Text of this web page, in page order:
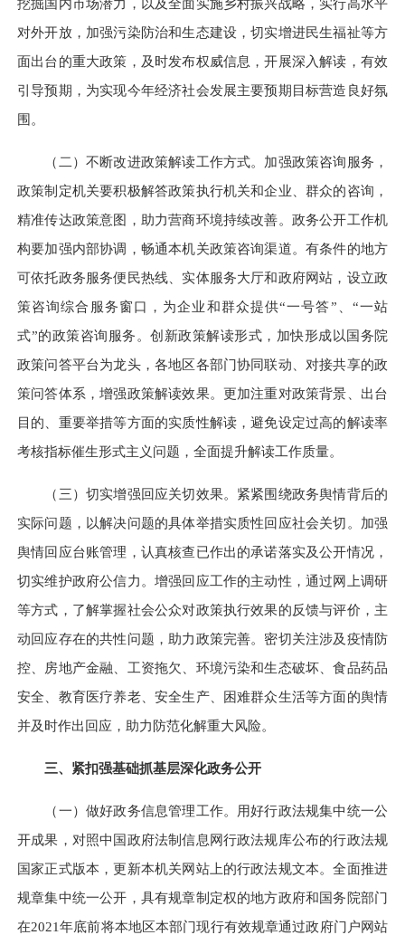
对外开放，加强污染防治和生态建设，切实增进民生福祉等方
面出台的重大政策，及时发布权威信息，开展深入解读，有效
引导预期，为实现今年经济社会发展主要预期目标营造良好氛
围。
（二）不断改进政策解读工作方式。 加强政策咨询服务，
政策制定机关要积极解答政策执行机关和企业、群众的咨询，
精准传达政策意图，助力营商环境持续改善。政务公开工作机
构要加强内部协调，畅通本机关政策咨询渠道。有条件的地方
可依托政务服务便民热线、实体服务大厅和政府网站，设立政
策咨询综合服务窗口，为企业和群众提供“一号答”、“一站
式”的政策咨询服务。创新政策解读形式，加快形成以国务院
政策问答平台为龙头，各地区各部门协同联动、对接共享的政
策问答体系，增强政策解读效果。更加注重对政策背景、出台
目的、重要举措等方面的实质性解读，避免设定过高的解读率
考核指标催生形式主义问题，全面提升解读工作质量。
（三）切实增强回应关切效果。 紧紧围绕政务舆情背后的
实际问题，以解决问题的具体举措实质性回应社会关切。加强
舆情回应台账管理，认真核查已作出的承诺落实及公开情况，
切实维护政府公信力。增强回应工作的主动性，通过网上调研
等方式，了解掌握社会公众对政策执行效果的反馈与评价，主
动回应存在的共性问题，助力政策完善。密切关注涉及疫情防
控、房地产金融、工资拖欠、环境污染和生态破坏、食品药品
安全、教育医疗养老、安全生产、困难群众生活等方面的舆情
并及时作出回应，助力防范化解重大风险。
三、紧扣强基础抓基层深化政务公开
（一）做好政务信息管理工作。
用好行政法规集中统一公
开成果，对照中国政府法制信息网行政法规库公布的行政法规
国家正式版本，更新本机关网站上的行政法规文本。全面推进
规章集中统一公开，具有规章制定权的地方政府和国务院部门
在2021年底前将本地区本部门现行有效规章通过政府门户网站